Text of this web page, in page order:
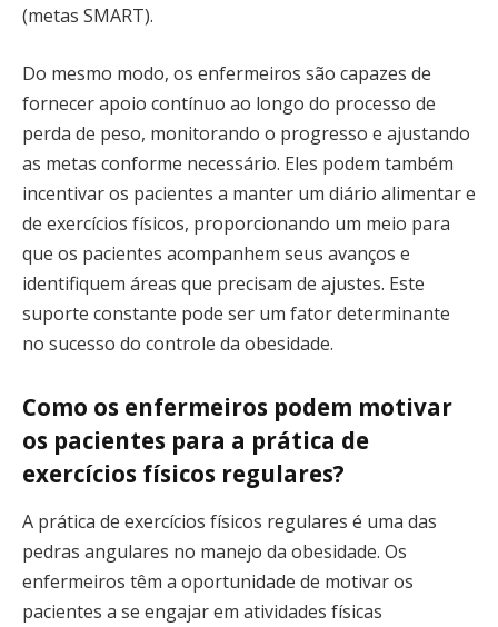
(metas SMART).
Do mesmo modo, os enfermeiros são capazes de
fornecer apoio contínuo ao longo do processo de
perda de peso, monitorando o progresso e ajustando
as metas conforme necessário. Eles podem também
incentivar os pacientes a manter um diário alimentar e
de exercícios físicos, proporcionando um meio para
que os pacientes acompanhem seus avanços e
identifiquem áreas que precisam de ajustes. Este
suporte constante pode ser um fator determinante
no sucesso do controle da obesidade.
Como os enfermeiros podem motivar
os pacientes para a prática de
exercícios físicos regulares?
A prática de exercícios físicos regulares é uma das
pedras angulares no manejo da obesidade. Os
enfermeiros têm a oportunidade de motivar os
pacientes a se engajar em atividades físicas